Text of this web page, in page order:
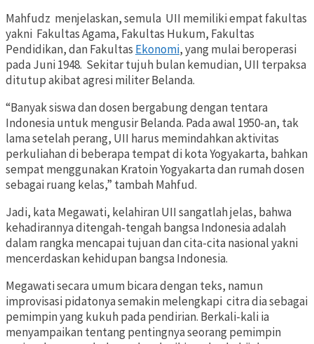
Mahfudz menjelaskan, semula UII memiliki empat fakultas
yakni Fakultas Agama, Fakultas Hukum, Fakultas
Pendidikan, dan Fakultas Ekonomi, yang mulai beroperasi
pada Juni 1948. Sekitar tujuh bulan kemudian, UII terpaksa
ditutup akibat agresi militer Belanda.
“Banyak siswa dan dosen bergabung dengan tentara
Indonesia untuk mengusir Belanda. Pada awal 1950-an, tak
lama setelah perang, UII harus memindahkan aktivitas
perkuliahan di beberapa tempat di kota Yogyakarta, bahkan
sempat menggunakan Kratoin Yogyakarta dan rumah dosen
sebagai ruang kelas,” tambah Mahfud.
Jadi, kata Megawati, kelahiran UII sangatlah jelas, bahwa
kehadirannya ditengah-tengah bangsa Indonesia adalah
dalam rangka mencapai tujuan dan cita-cita nasional yakni
mencerdaskan kehidupan bangsa Indonesia.
Megawati secara umum bicara dengan teks, namun
improvisasi pidatonya semakin melengkapi citra dia sebagai
pemimpin yang kukuh pada pendirian. Berkali-kali ia
menyampaikan tentang pentingnya seorang pemimpin